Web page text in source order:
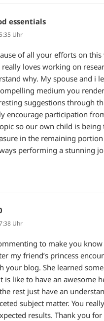
essentials
Uhr
of all your efforts on this
loves working on
why. My spouse and i
medium you
suggestions through
encourage participation
so our own child is being
in the remaining
performing a stunning
Uhr
to make you
my friend’s princess
your blog. She learned some
is like to have an awesome
rest just have an
subject matter. You really
results. Thank you